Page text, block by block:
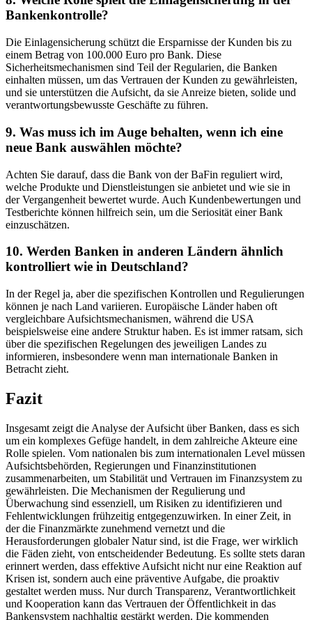
Bankenkontrolle?
Die​ Einlagensicherung schützt die Ersparnisse der Kunden bis zu
einem Betrag von 100.000 Euro pro⁢ Bank. Diese
Sicherheitsmechanismen sind‌ Teil der Regularien, die Banken
einhalten müssen, um das Vertrauen der Kunden zu‍ gewährleisten,
und ‍sie unterstützen die Aufsicht, da sie Anreize bieten, solide und
verantwortungsbewusste Geschäfte‌ zu⁣ führen.
9. Was muss⁣ ich im Auge ‌behalten, wenn ich eine
neue⁣ Bank auswählen‍ möchte?
Achten⁣ Sie darauf, dass die Bank von der BaFin reguliert wird,
⁤welche‍ Produkte und Dienstleistungen sie anbietet und ⁤wie sie in
der Vergangenheit bewertet wurde. ‌Auch Kundenbewertungen und
Testberichte können hilfreich sein, um die Seriosität einer Bank
einzuschätzen.
10. Werden Banken in anderen Ländern ähnlich
kontrolliert wie⁤ in ⁢Deutschland?
In der​ Regel ja, aber die spezifischen Kontrollen und​ Regulierungen
können je‍ nach​ Land ‌variieren. Europäische Länder haben oft
vergleichbare Aufsichtsmechanismen, während die USA
beispielsweise eine andere Struktur haben. Es ist immer ratsam, sich‌
über ⁣die spezifischen Regelungen des jeweiligen Landes​ zu
informieren, insbesondere wenn man internationale Banken in
Betracht zieht.
Fazit
Insgesamt zeigt die Analyse der Aufsicht über⁤ Banken, dass es sich
um ein komplexes Gefüge handelt, in dem zahlreiche Akteure eine
Rolle spielen. Vom nationalen bis zum internationalen Level müssen
⁤Aufsichtsbehörden, Regierungen und Finanzinstitutionen
zusammenarbeiten, um Stabilität und ⁣Vertrauen im Finanzsystem zu​
gewährleisten. Die Mechanismen der Regulierung und
Überwachung sind essenziell, um Risiken zu identifizieren ‍und
Fehlentwicklungen ⁢frühzeitig⁣ entgegenzuwirken. In einer Zeit, ⁢in
der die Finanzmärkte‍ zunehmend vernetzt und die
Herausforderungen globaler Natur sind, ist ⁢die Frage, ⁣wer wirklich
die Fäden zieht, von entscheidender Bedeutung. Es sollte stets ‍daran
erinnert werden,‍ dass effektive Aufsicht nicht nur eine​ Reaktion auf
Krisen ist, sondern auch eine präventive Aufgabe, die proaktiv
gestaltet werden muss.​ Nur durch Transparenz, Verantwortlichkeit
und‍ Kooperation kann das Vertrauen​ der Öffentlichkeit ⁢in das
Bankensystem⁢ nachhaltig gestärkt werden.‍ Die ‍kommenden